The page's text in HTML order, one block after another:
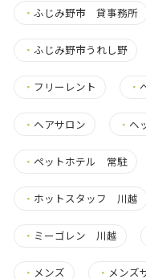
・ ふじみ野市 貸事務所
・ ふじみ野市うれし野
・ フリーレント ・
・ ヘアサロン ・ ヘ
・ ペットホテル 常駐
・ ホットスタッフ 川越
・ ミーゴレン 川越
・ メンズ ・ メンズ